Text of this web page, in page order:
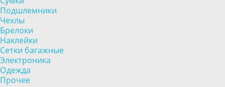
Подшлемники
Чехлы
Брелоки
Наклейки
Сетки багажные
Электроника
Одежда
Прочее